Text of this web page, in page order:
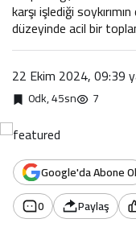
karşı işlediği
düzeyinde acil bir
22 Ekim 2024, 09:39
0dk, 45sn 7
Google'da Abone Ol
0
Paylaş